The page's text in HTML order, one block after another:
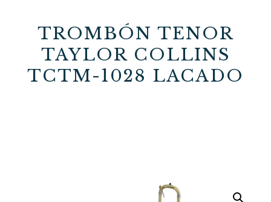
TROMBÓN TENOR
TAYLOR COLLINS
TCTM-1028 LACADO